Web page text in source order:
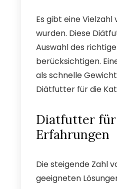
Es gibt eine
wurden. Diese
Auswahl des
berücksichtigen.
als schnelle
Diätfutter für die
Diatfutter für
Erfahrungen
Die steigende Zahl
geeigneten